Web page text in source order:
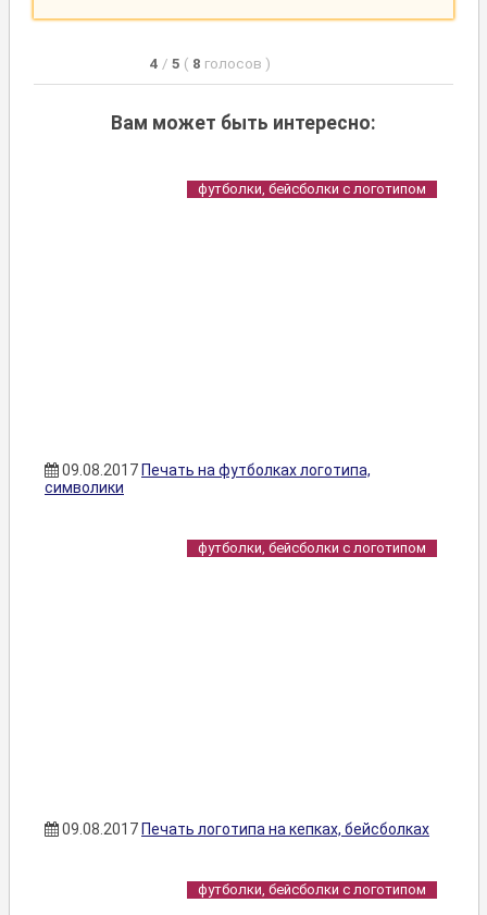
4 / 5 ( 8 голосов )
Вам может быть интересно:
футболки, бейсболки с логотипом
09.08.2017Печать на футболках логотипа,
символики
футболки, бейсболки с логотипом
09.08.2017Печать логотипа на кепках, бейсболках
футболки, бейсболки с логотипом